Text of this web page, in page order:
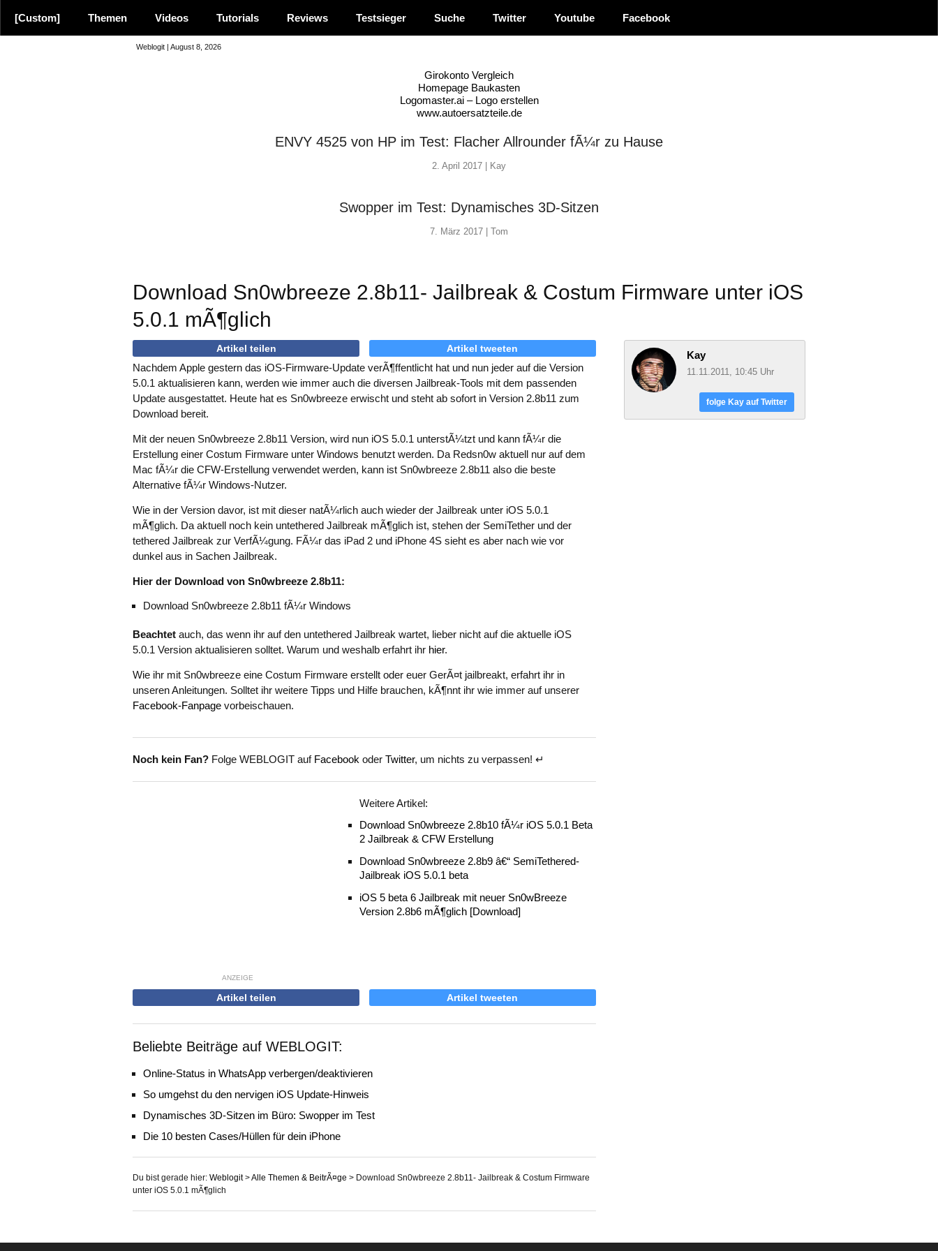
[Custom] Themen Videos Tutorials Reviews Testsieger Suche Twitter Youtube Facebook
Weblogit | August 8, 2026
Girokonto Vergleich
Homepage Baukasten
Logomaster.ai – Logo erstellen
www.autoersatzteile.de
ENVY 4525 von HP im Test: Flacher Allrounder fÃ¼r zu Hause
2. April 2017 | Kay
Swopper im Test: Dynamisches 3D-Sitzen
7. März 2017 | Tom
Empfehlung
Download Sn0wbreeze 2.8b11- Jailbreak & Costum Firmware unter iOS
5.0.1 mÃ¶glich
Artikel teilen Artikel tweeten
Nachdem Apple gestern das iOS-Firmware-Update verÃ¶ffentlicht hat und nun jeder auf die Version
5.0.1 aktualisieren kann, werden wie immer auch die diversen Jailbreak-Tools mit dem passenden
Update ausgestattet. Heute hat es Sn0wbreeze erwischt und steht ab sofort in Version 2.8b11 zum
Download bereit.
Mit der neuen Sn0wbreeze 2.8b11 Version, wird nun iOS 5.0.1 unterstÃ¼tzt und kann fÃ¼r die
Erstellung einer Costum Firmware unter Windows benutzt werden. Da Redsn0w aktuell nur auf dem
Mac fÃ¼r die CFW-Erstellung verwendet werden, kann ist Sn0wbreeze 2.8b11 also die beste
Alternative fÃ¼r Windows-Nutzer.
Wie in der Version davor, ist mit dieser natÃ¼rlich auch wieder der Jailbreak unter iOS 5.0.1
mÃ¶glich. Da aktuell noch kein untethered Jailbreak mÃ¶glich ist, stehen der SemiTether und der
tethered Jailbreak zur VerfÃ¼gung. FÃ¼r das iPad 2 und iPhone 4S sieht es aber nach wie vor
dunkel aus in Sachen Jailbreak.
Hier der Download von Sn0wbreeze 2.8b11:
Download Sn0wbreeze 2.8b11 fÃ¼r Windows
Beachtet auch, das wenn ihr auf den untethered Jailbreak wartet, lieber nicht auf die aktuelle iOS
5.0.1 Version aktualisieren solltet. Warum und weshalb erfahrt ihr hier.
Wie ihr mit Sn0wbreeze eine Costum Firmware erstellt oder euer GerÃ¤t jailbreakt, erfahrt ihr in
unseren Anleitungen. Solltet ihr weitere Tipps und Hilfe brauchen, kÃ¶nnt ihr wie immer auf unserer
Facebook-Fanpage vorbeischauen.
Noch kein Fan? Folge WEBLOGIT auf Facebook oder Twitter, um nichts zu verpassen! ↵
ANZEIGE
Weitere Artikel:
Download Sn0wbreeze 2.8b10 fÃ¼r iOS 5.0.1 Beta
2 Jailbreak & CFW Erstellung
Download Sn0wbreeze 2.8b9 â€“ SemiTethered-
Jailbreak iOS 5.0.1 beta
iOS 5 beta 6 Jailbreak mit neuer Sn0wBreeze
Version 2.8b6 mÃ¶glich [Download]
Artikel teilen Artikel tweeten
Beliebte Beiträge auf WEBLOGIT:
Online-Status in WhatsApp verbergen/deaktivieren
So umgehst du den nervigen iOS Update-Hinweis
Dynamisches 3D-Sitzen im Büro: Swopper im Test
Die 10 besten Cases/Hüllen für dein iPhone
Du bist gerade hier: Weblogit>Alle Themen & BeitrÃ¤ge > Download Sn0wbreeze 2.8b11- Jailbreak & Costum Firmware
unter iOS 5.0.1 mÃ¶glich
Kay
11.11.2011, 10:45 Uhr
folge Kay auf Twitter